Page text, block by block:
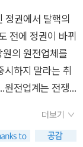
그런데 지금은
꿔야 해요.” 이후
인한 질병과 암
했던 일상의 영웅
던져진 과학자, 경
잠재우기 위해 방
된 원자로의 입에
정권에서 탈핵의
전에 정권이 바뀌
의 원전업체를
하지 말라는 취
원전업계는 전쟁
당선된 대통령이
치는 탈핵! 다시
더보기